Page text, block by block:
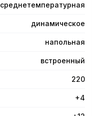
среднетемпературная
динамическое
напольная
встроенный
220
+4